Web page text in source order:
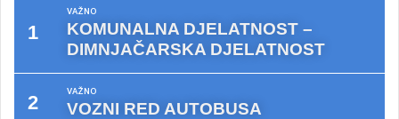
VAŽNO
KOMUNALNA DJELATNOST –
DIMNJAČARSKA DJELATNOST
VAŽNO
VOZNI RED AUTOBUSA